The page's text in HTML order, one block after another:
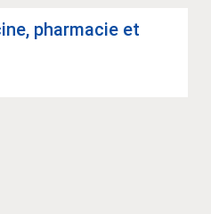
phar­ma­cie et